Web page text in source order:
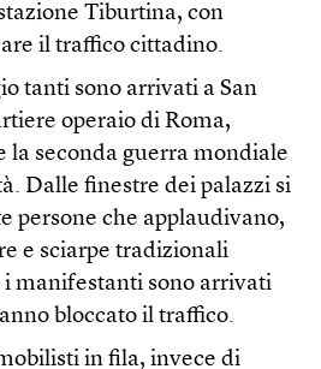
Tiburtina, con
il traffico cittadino.
tanti sono arrivati a San
operaio di Roma,
la seconda guerra mondiale
Dalle finestre dei palazzi si
persone che applaudivano,
e sciarpe tradizionali
manifestanti sono arrivati
bloccato il traffico.
in fila, invece di